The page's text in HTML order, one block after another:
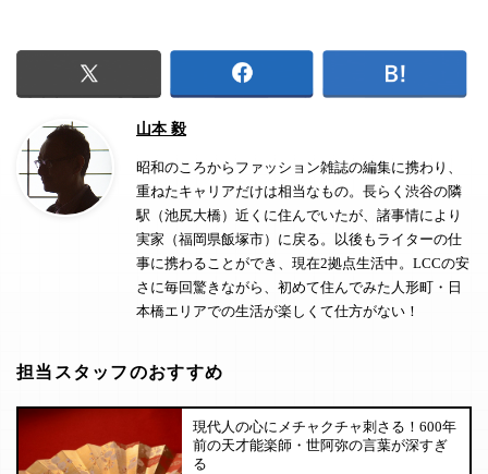
山本 毅
昭和のころからファッション雑誌の編集に携わり、
重ねたキャリアだけは相当なもの。長らく渋谷の隣
駅（池尻大橋）近くに住んでいたが、諸事情により
実家（福岡県飯塚市）に戻る。以後もライターの仕
事に携わることができ、現在2拠点生活中。LCCの安
さに毎回驚きながら、初めて住んでみた人形町・日
本橋エリアでの生活が楽しくて仕方がない！
担当スタッフのおすすめ
現代人の心にメチャクチャ刺さる！600年
前の天才能楽師・世阿弥の言葉が深すぎ
る